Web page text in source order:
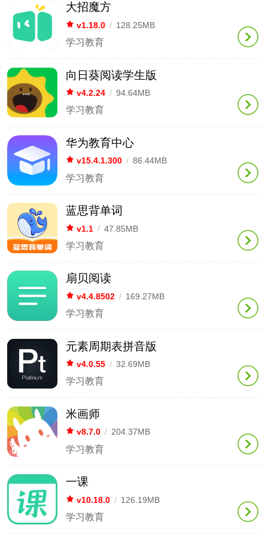
大招魔方
v1.18.0 / 128.25MB
学习教育
向日葵阅读学生版
v4.2.24 / 94.64MB
学习教育
华为教育中心
v15.4.1.300 / 86.44MB
学习教育
蓝思背单词
v1.1 / 47.85MB
学习教育
扇贝阅读
v4.4.8502 / 169.27MB
学习教育
元素周期表拼音版
v4.0.55 / 32.69MB
学习教育
米画师
v8.7.0 / 204.37MB
学习教育
一课
v10.18.0 / 126.19MB
学习教育